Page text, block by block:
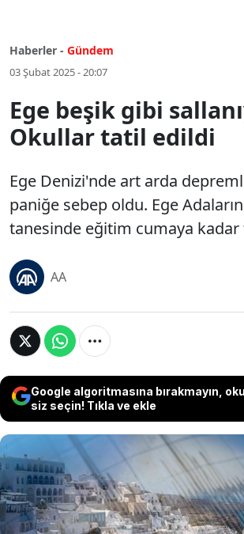
Haberler - Gündem
03 Şubat 2025 - 20:07
Ege beşik gibi
Okullar tatil edildi
Ege Denizi'nde art arda
paniğe sebep oldu. Ege
tanesinde eğitim cumaya
AA
Google algoritmasına bırakmayın,
siz seçin! Tıkla ve ekle
Ege Denizi'nde art
büyük paniğe sebep